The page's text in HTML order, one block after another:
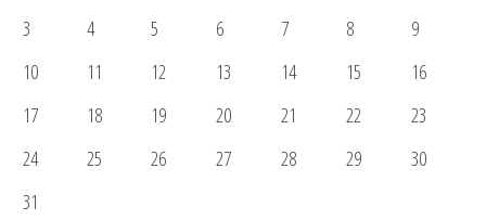
3
4 5 6 7 8
9
10
11 12 13 14 15
16
17
18 19 20 21 22
23
24
25 26 27 28 29
30
31